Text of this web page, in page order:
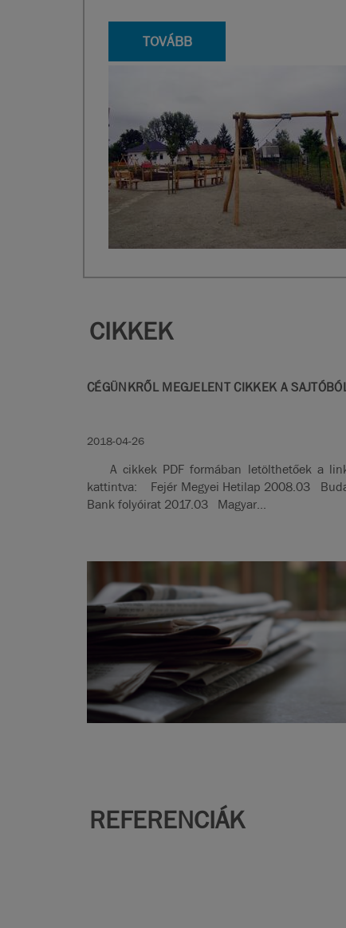
CIKKEK
CÉGÜNKRŐL MEGJELENT CIKKEK A
2018-04-26
A cikkek PDF formában letölthetőek a
kattintva: Fejér Megyei Hetilap 2008.03
Bank folyóirat 2017.03 Magyar...
REFERENCIÁK